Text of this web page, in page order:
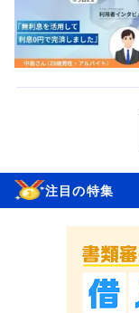
注目の特集